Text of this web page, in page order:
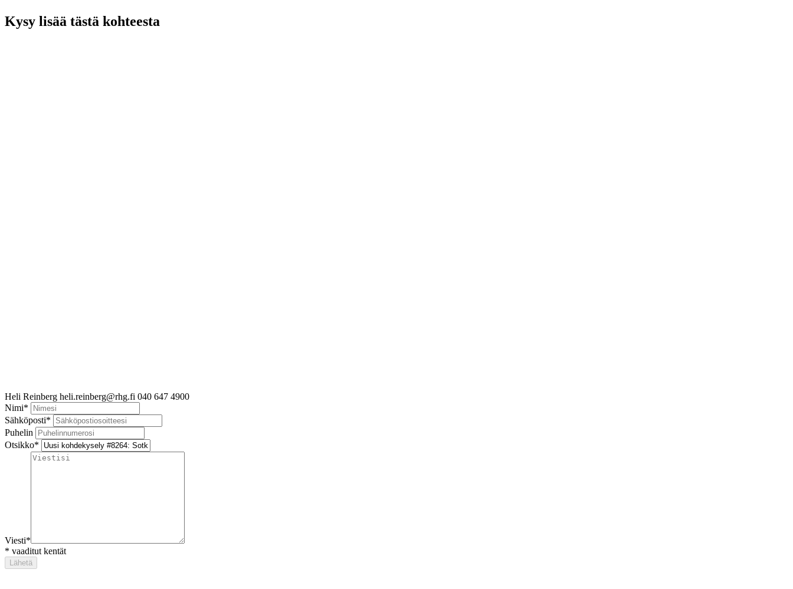
Kysy lisää tästä kohteesta
Heli Reinberg heli.reinberg@rhg.fi 040 647 4900
Nimi*
Sähköposti*
Puhelin
Otsikko*
Viesti*
* vaaditut kentät